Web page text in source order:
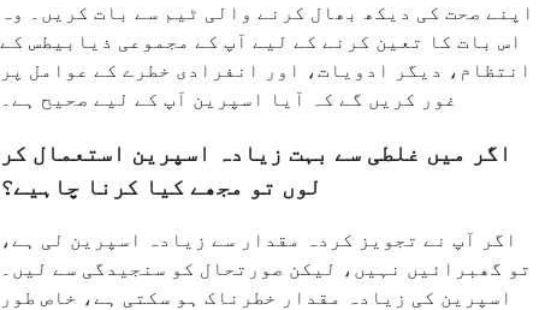
اپنے صحت کی دیکھ بھال کرنے والی ٹیم سے بات کریں۔ وہ
اس بات کا تعین کرنے کے لیے آپ کے مجموعی ذیابیطس کے
انتظام، دیگر ادویات، اور انفرادی خطرے کے عوامل پر
غور کریں گے کہ آیا اسپرین آپ کے لیے صحیح ہے۔
اگر میں غلطی سے بہت زیادہ اسپرین استعمال کر
لوں تو مجھے کیا کرنا چاہیے؟
اگر آپ نے تجویز کردہ مقدار سے زیادہ اسپرین لی ہے،
تو گھبرائیں نہیں، لیکن صورتحال کو سنجیدگی سے لیں۔
اسپرین کی زیادہ مقدار خطرناک ہو سکتی ہے، خاص طور